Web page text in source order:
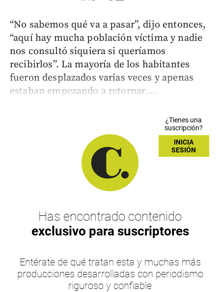
“No sabemos qué va a pasar”, dijo entonces,
“aquí hay mucha población víctima y nadie
nos consultó siquiera si queríamos
recibirlos”. La mayoría de los habitantes
fueron desplazados varias veces y apenas
estaban empezando a retornar....
¿Tienes una
suscripción?
INICIA
SESIÓN
Has encontrado contenido
exclusivo para suscriptores
Entérate de qué tratan esta y muchas más
producciones desarrolladas con periodismo
riguroso y confiable